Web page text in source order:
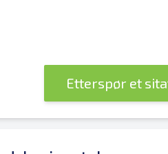
Etterspør et